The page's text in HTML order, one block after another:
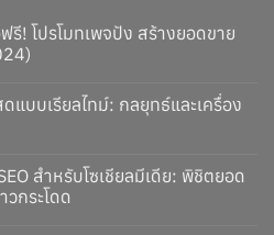
รี! โปรโมทเพจปัง สร้างยอดขาย
แบบเรียลไทม์: กลยุทธ์และเครื่อง
สำหรับโซเชียลมีเดีย: พิชิตยอด
กระโดด